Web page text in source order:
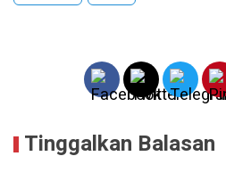
Tinggalkan Balasan